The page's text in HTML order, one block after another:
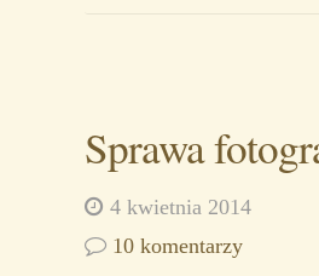
Sprawa
4 kwietnia 2014
10 komentarzy